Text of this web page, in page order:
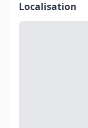
Localisation